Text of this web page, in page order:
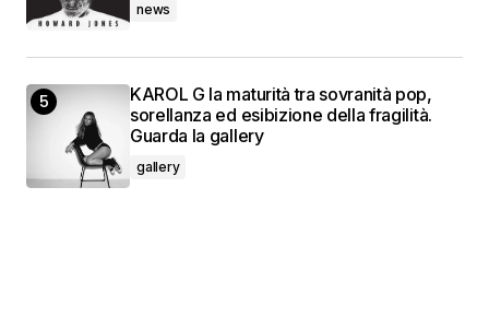
news
KAROL G la maturità tra sovranità pop,
sorellanza ed esibizione della fragilità.
Guarda la gallery
gallery